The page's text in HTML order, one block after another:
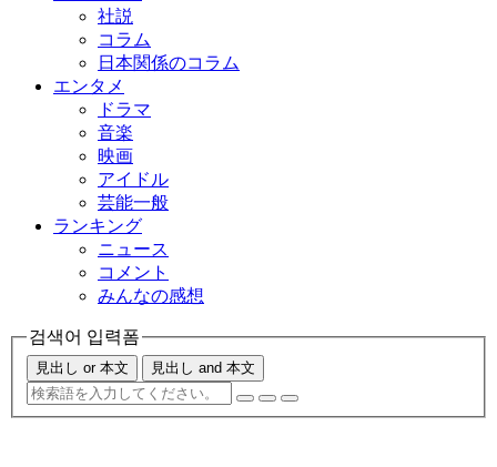
社説
コラム
日本関係のコラム
エンタメ
ドラマ
音楽
映画
アイドル
芸能一般
ランキング
ニュース
コメント
みんなの感想
검색어 입력폼
見出し or 本文 見出し and 本文